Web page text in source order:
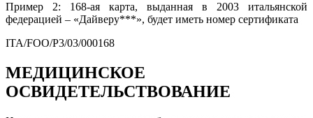
Пример 2: 168-ая карта, выданная в 2003 итальянской
федерацией – «Дайверу***», будет иметь номер сертификата
ITA/FOO/Р3/03/000168
МЕДИЦИНСКОЕ
ОСВИДЕТЕЛЬСТВОВАНИЕ